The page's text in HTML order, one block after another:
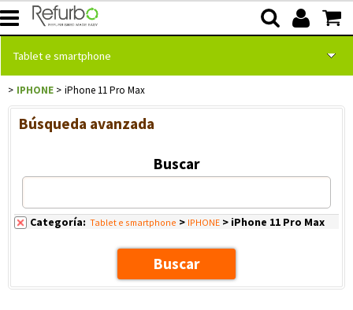
Categoría: Tablet e smartphone
Home page
Computer portatili
Computer fissi
Monitor
Tablet e smartphone
IPHONE iPhone 11 Pro Max
Búsqueda avanzada
Buscar
Categoría: Tablet e smartphone > IPHONE > iPhone 11 Pro Max